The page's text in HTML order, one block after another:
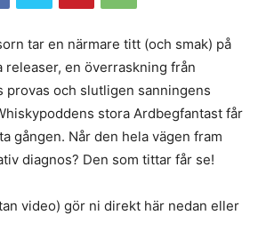
tar en närmare titt (och smak) på
releaser, en överraskning från
provas och slutligen sanningens
stora Ardbegfantast får
gången. Når den hela vägen fram
diagnos? Den som tittar får se!
video) gör ni direkt här nedan eller